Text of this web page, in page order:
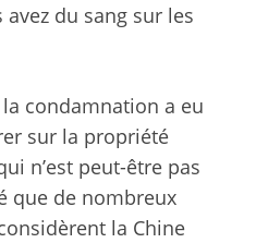
avez du sang sur les
la condamnation a eu
sur la propriété
n’est peut-être pas
que de nombreux
la Chine